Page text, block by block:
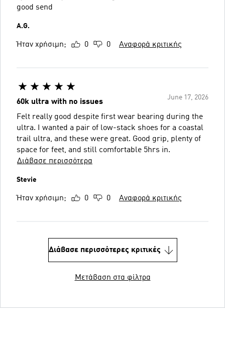
good send
A.G.
Ήταν χρήσιμη; 0 0 Αναφορά κριτικής
June 17, 2026
60k ultra with no issues
Felt really good despite first wear bearing during the
ultra. I wanted a pair of low-stack shoes for a coastal
trail ultra, and these were great. Good grip, plenty of
space for feet, and still comfortable 5hrs in.
Διάβασε περισσότερα
Stevie
Ήταν χρήσιμη; 0 0 Αναφορά κριτικής
Διάβασε περισσότερες κριτικές
Μετάβαση στα φίλτρα